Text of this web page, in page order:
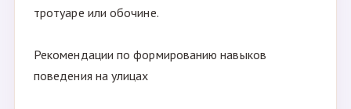
тротуаре или обочине.
Рекомендации по формированию навыков
поведения на улицах